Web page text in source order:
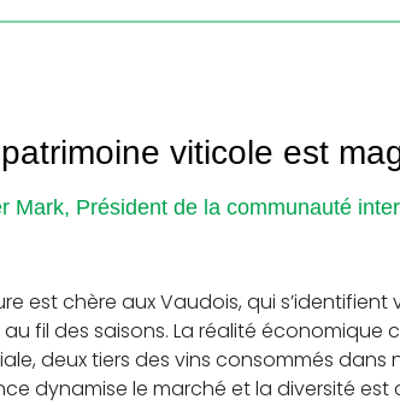
viticole est
Mark, Président de la communauté
est chère aux Vaudois, qui
fil des saisons. La réalité
deux tiers des vins consommés
dynamise le marché et la diversité est